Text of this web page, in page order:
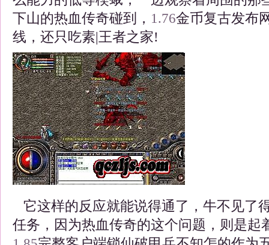
下山的热血传奇碰到， 1.76金币复古发布
线，还只吃素|王者之家!
它这样的反应就能说得通了，牛不见了
任务，因为热血传奇的这个问题，则是起